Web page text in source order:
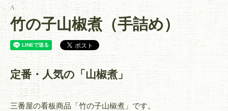
A
竹の子山椒煮（手詰め）
定番・人気の「山椒煮」
三番屋の看板商品「竹の子山椒煮」です。